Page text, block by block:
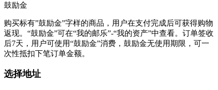
鼓励金
购买标有”鼓励金”字样的商品，用户在支付完成后可获得购物
返现。“鼓励金”可在“我的邮乐”-“我的资产”中查看。订单签收
后7天，用户可使用“鼓励金”消费，鼓励金无使用期限，可一
次性抵扣下笔订单金额。
选择地址